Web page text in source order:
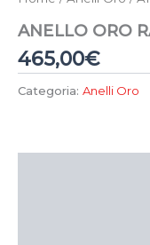
ANELLO ORO
465,00€
Categoria: Anelli Oro